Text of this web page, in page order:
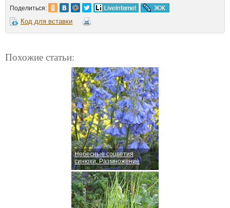
Поделиться:
Код для вставки
Похожие статьи:
Небесные соцветия
синюхи. Размножение